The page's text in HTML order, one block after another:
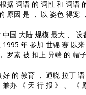
根据 词语 的 词性 和 词语
原因 是 ， 以 姿色 得宠
中国 大陆 规模 最大 、
1995 年 参加 世锦 赛 以
罗素 被 扣上 异端 的 帽
好 的 教育 ， 通晓 拉丁
办 《 天 行 报 》 、 《